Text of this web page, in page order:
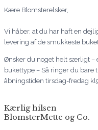
Kære Blomsterelsker,
Vi håber, at du har haft en
levering af de smukkeste
Ønsker du noget helt særligt –
bukettype – Så ringer du
åbningstiden tirsdag-fredag
Kærlig hilsen
BlomsterMette og Co.